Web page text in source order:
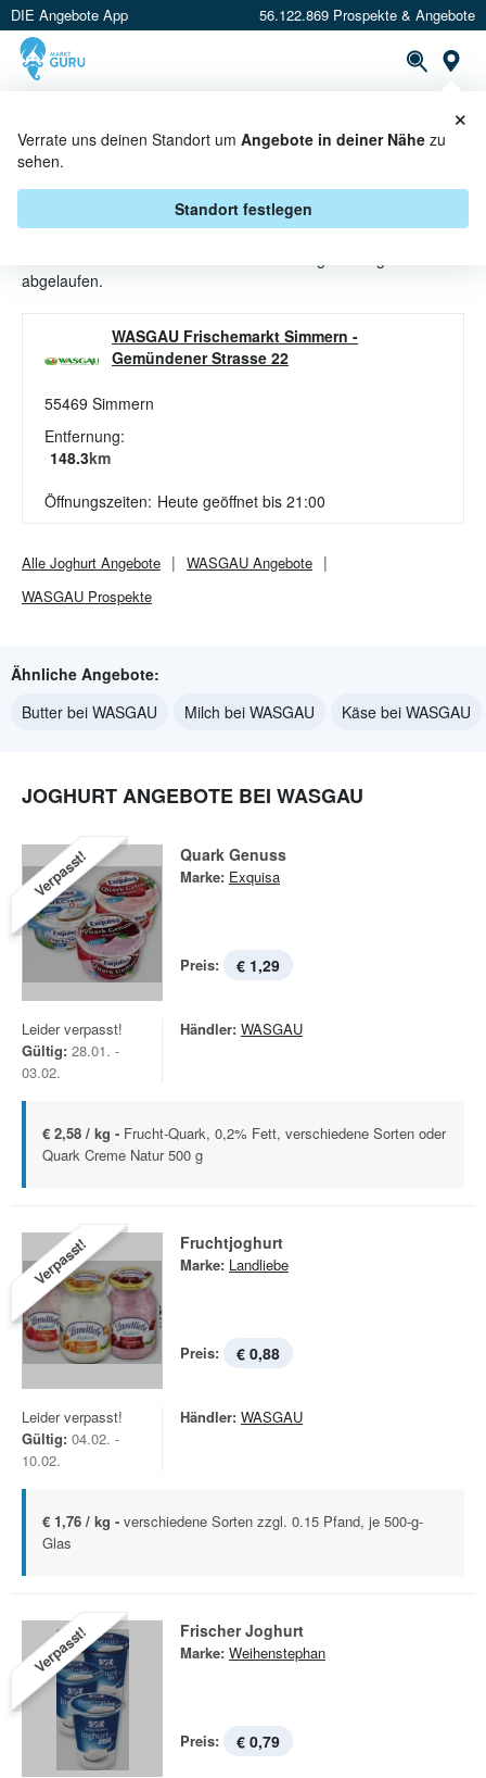
DIE Angebote App 56.122.869 Prospekte & Angebote
Verrate uns deinen Standort um Angebote in deiner Nähe zu
sehen.
Standort festlegen
×
JOGHURT ANGEBOTE &
AKTIONEN BEI WASGAU
abgelaufen.
WASGAU Frischemarkt Simmern -
Gemündener Strasse 22
55469 Simmern
Entfernung:
148.3km
Öffnungszeiten: Heute geöffnet bis 21:00
Alle Joghurt Angebote WASGAU Angebote
WASGAU Prospekte
Ähnliche Angebote:
Butter bei WASGAU
Milch bei WASGAU Käse bei WASGAU
JOGHURT ANGEBOTE BEI WASGAU
Verpasst! Quark Genuss
Marke: Exquisa
Preis: € 1,29
Leider verpasst!
Gültig: 28.01. -
03.02.
Händler: WASGAU
€ 2,58 / kg - Frucht-Quark, 0,2% Fett, verschiedene Sorten oder
Quark Creme Natur 500 g
Verpasst! Fruchtjoghurt
Marke: Landliebe
Preis: € 0,88
Leider verpasst!
Gültig: 04.02. -
10.02.
Händler: WASGAU
€ 1,76 / kg - verschiedene Sorten zzgl. 0.15 Pfand, je 500-g-
Glas
Verpasst! Frischer Joghurt
Marke: Weihenstephan
Preis: € 0,79